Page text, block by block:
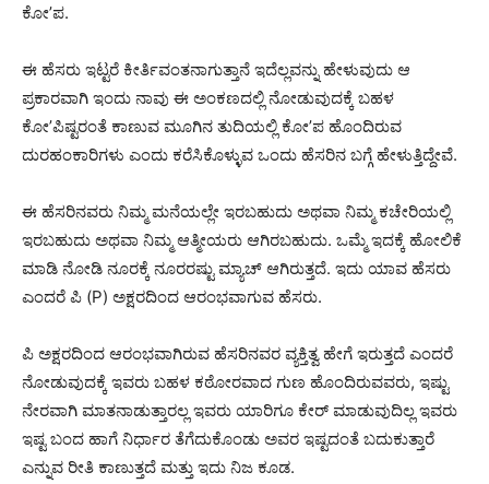
ಕೋ’ಪ.
ಈ ಹೆಸರು ಇಟ್ಟರೆ ಕೀರ್ತಿವಂತನಾಗುತ್ತಾನೆ ಇದೆಲ್ಲವನ್ನು ಹೇಳುವುದು ಆ
ಪ್ರಕಾರವಾಗಿ ಇಂದು ನಾವು ಈ ಅಂಕಣದಲ್ಲಿ ನೋಡುವುದಕ್ಕೆ ಬಹಳ
ಕೋ’ಪಿಷ್ಟರಂತೆ ಕಾಣುವ ಮೂಗಿನ ತುದಿಯಲ್ಲಿ ಕೋ’ಪ ಹೊಂದಿರುವ
ದುರಹಂಕಾರಿಗಳು ಎಂದು ಕರೆಸಿಕೊಳ್ಳುವ ಒಂದು ಹೆಸರಿನ ಬಗ್ಗೆ ಹೇಳುತ್ತಿದ್ದೇವೆ.
ಈ ಹೆಸರಿನವರು ನಿಮ್ಮ ಮನೆಯಲ್ಲೇ ಇರಬಹುದು ಅಥವಾ ನಿಮ್ಮ ಕಚೇರಿಯಲ್ಲಿ
ಇರಬಹುದು ಅಥವಾ ನಿಮ್ಮ ಆತ್ಮೀಯರು ಆಗಿರಬಹುದು. ಒಮ್ಮೆ ಇದಕ್ಕೆ ಹೋಲಿಕೆ
ಮಾಡಿ ನೋಡಿ ನೂರಕ್ಕೆ ನೂರರಷ್ಟು ಮ್ಯಾಚ್ ಆಗಿರುತ್ತದೆ. ಇದು ಯಾವ ಹೆಸರು
ಎಂದರೆ ಪಿ (P) ಅಕ್ಷರದಿಂದ ಆರಂಭವಾಗುವ ಹೆಸರು.
ಪಿ ಅಕ್ಷರದಿಂದ ಆರಂಭವಾಗಿರುವ ಹೆಸರಿನವರ ವ್ಯಕ್ತಿತ್ವ ಹೇಗೆ ಇರುತ್ತದೆ ಎಂದರೆ
ನೋಡುವುದಕ್ಕೆ ಇವರು ಬಹಳ ಕಠೋರವಾದ ಗುಣ ಹೊಂದಿರುವವರು, ಇಷ್ಟು
ನೇರವಾಗಿ ಮಾತನಾಡುತ್ತಾರಲ್ಲ ಇವರು ಯಾರಿಗೂ ಕೇರ್ ಮಾಡುವುದಿಲ್ಲ ಇವರು
ಇಷ್ಟ ಬಂದ ಹಾಗೆ ನಿರ್ಧಾರ ತೆಗೆದುಕೊಂಡು ಅವರ ಇಷ್ಟದಂತೆ ಬದುಕುತ್ತಾರೆ
ಎನ್ನುವ ರೀತಿ ಕಾಣುತ್ತದೆ ಮತ್ತು ಇದು ನಿಜ ಕೂಡ.